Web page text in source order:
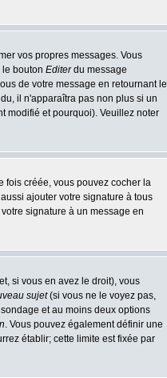
vos propres messages. Vous
bouton Editerdu message
de votre message en retournant le
il n'apparaîtra pas non plus si un
modifié et pourquoi). Veuillez noter
fois créée, vous pouvez cocher la
ajouter votre signature à tous
signature à un message en
si vous en avez le droit), vous
sujet(si vous ne le voyez pas,
et au moins deux options
. Vous pouvez également définir une
établir; cette limite est fixée par